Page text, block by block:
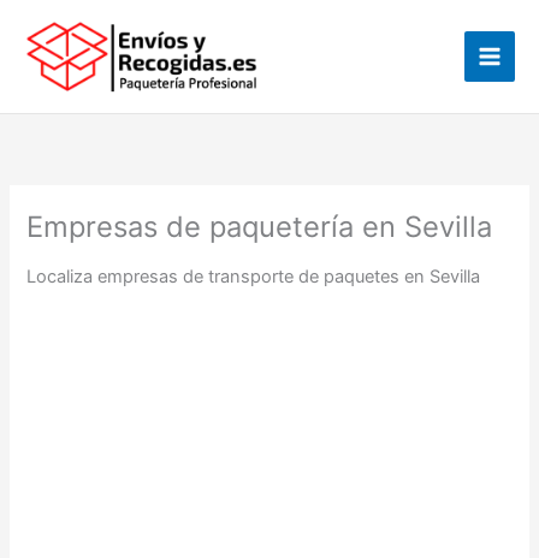
contenido
Empresas de paquetería en Sevilla
Localiza empresas de transporte de paquetes en Sevilla